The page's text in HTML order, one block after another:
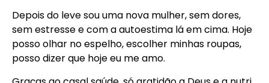
Depois do leve sou uma nova mulher, sem dores,
sem estresse e com a autoestima lá em cima. Hoje
posso olhar no espelho, escolher minhas roupas,
posso dizer que hoje eu me amo.